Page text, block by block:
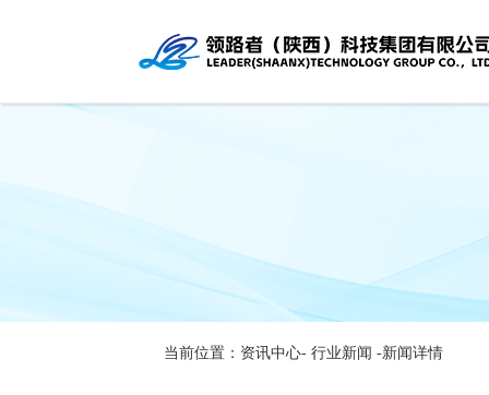
当前位置：资讯中心- 行业新闻 -新闻详情